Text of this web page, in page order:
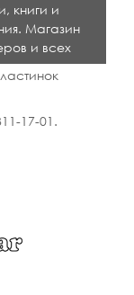
книги и
Магазин
и всех
17-01 .